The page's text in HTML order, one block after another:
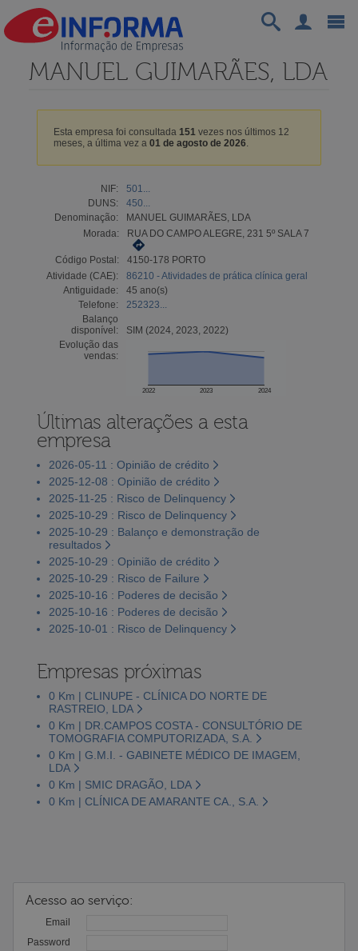
MANUEL GUIMARÃES, LDA
Esta empresa foi consultada 151vezes nos últimos 12
meses, a última vez a 01 de agosto de 2026.
NIF:
501...
DUNS:
450...
Denominação:
MANUEL GUIMARÃES, LDA
Morada:
RUA DO CAMPO ALEGRE, 231 5º SALA 7
Código Postal:
4150-178 PORTO
Atividade (CAE):
86210 - Atividades de prática clínica geral
Antiguidade:
45 ano(s)
Telefone:
252323...
Balanço
disponível:
SIM (2024, 2023, 2022)
Evolução das
vendas:
2022 2023 2024
Últimas alterações a esta
empresa
2026-05-11 : Opinião de crédito
2025-12-08 : Opinião de crédito
2025-11-25 : Risco de Delinquency
2025-10-29 : Risco de Delinquency
2025-10-29 : Balanço e demonstração de
resultados
2025-10-29 : Opinião de crédito
2025-10-29 : Risco de Failure
2025-10-16 : Poderes de decisão
2025-10-16 : Poderes de decisão
2025-10-01 : Risco de Delinquency
Empresas próximas
0 Km | CLINUPE - CLÍNICA DO NORTE DE
RASTREIO, LDA
0 Km | DR.CAMPOS COSTA - CONSULTÓRIO DE
TOMOGRAFIA COMPUTORIZADA, S.A.
0 Km | G.M.I. - GABINETE MÉDICO DE IMAGEM,
LDA
0 Km | SMIC DRAGÃO, LDA
0 Km | CLÍNICA DE AMARANTE CA., S.A.
Acesso ao serviço:
Email
Password